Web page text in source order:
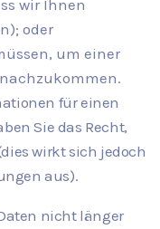
wir Ihnen
oder
um einer
für einen
Sie das Recht,
wirkt sich jedoch
aus).
nicht länger